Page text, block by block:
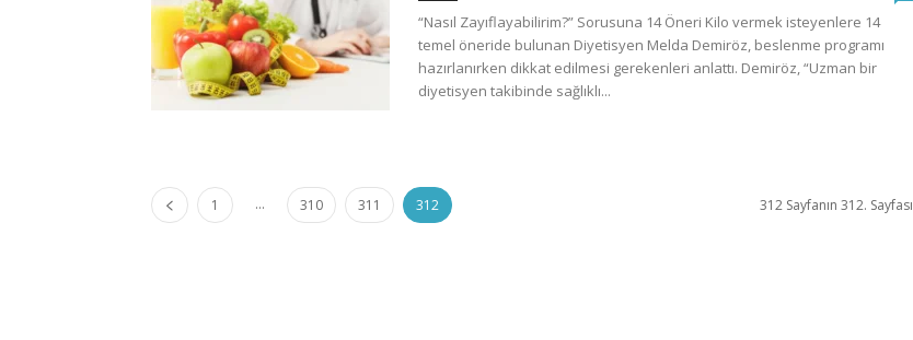
“Nasıl Zayıflayabilirim?” Sorusuna 14 Öneri Kilo vermek isteyenlere 14
temel öneride bulunan Diyetisyen Melda Demiröz, beslenme programı
hazırlanırken dikkat edilmesi gerekenleri anlattı. Demiröz, “Uzman bir
diyetisyen takibinde sağlıklı...
1 ... 310 311 312 312 Sayfanın 312. Sayfası